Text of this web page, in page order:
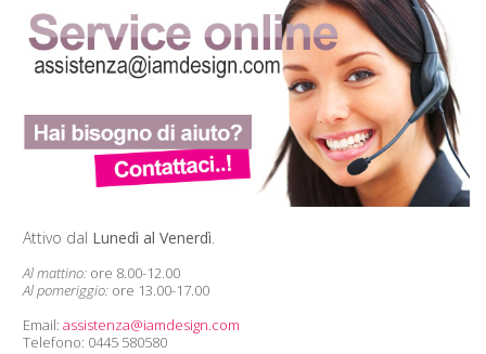
Attivo dal Lunedì al Venerdì.
Al mattino: ore 8.00-12.00
Al pomeriggio: ore 13.00-17.00
Email: assistenza@iamdesign.com
Telefono: 0445 580580